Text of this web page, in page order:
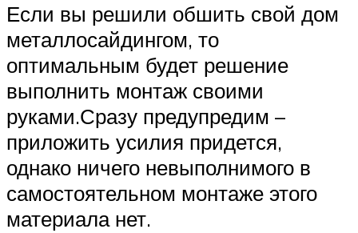
Если вы решили обшить свой дом
металлосайдингом, то
оптимальным будет решение
выполнить монтаж своими
руками.Сразу предупредим –
приложить усилия придется,
однако ничего невыполнимого в
самостоятельном монтаже этого
материала нет.